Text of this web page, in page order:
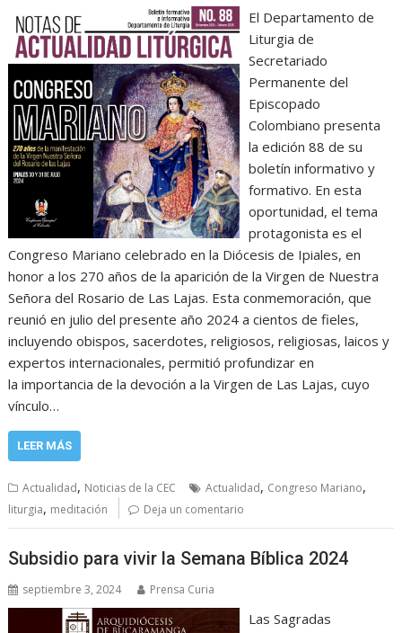
El Departamento de
Liturgia de
Secretariado
Permanente del
Episcopado
Colombiano presenta
la edición 88 de su
boletín informativo y
formativo. En esta
oportunidad, el tema
protagonista es el
Congreso Mariano celebrado en la Diócesis de Ipiales, en
honor a los 270 años de la aparición de la Virgen de Nuestra
Señora del Rosario de Las Lajas. Esta conmemoración, que
reunió en julio del presente año 2024 a cientos de fieles,
incluyendo obispos, sacerdotes, religiosos, religiosas, laicos y
expertos internacionales, permitió profundizar en
la importancia de la devoción a la Virgen de Las Lajas, cuyo
vínculo…
LEER MÁS
Actualidad, Noticias de la CEC Actualidad, Congreso Mariano,
liturgia, meditación Deja un comentario
Subsidio para vivir la Semana Bíblica 2024
septiembre 3, 2024 Prensa Curia
Las Sagradas